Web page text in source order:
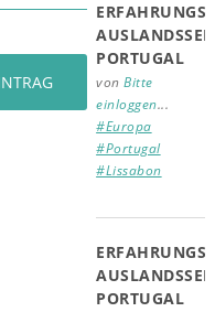
PORTUGAL
vonBitte
einloggen...
#Europa
#Portugal
#Lissabon
PORTUGAL